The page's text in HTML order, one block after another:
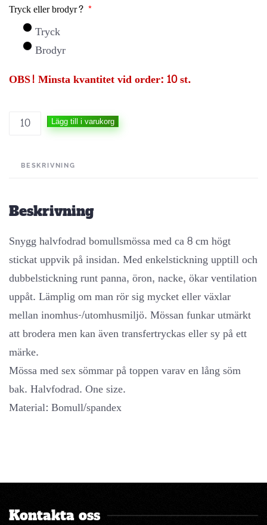
Tryck eller brodyr? *
Tryck
Brodyr
OBS! Minsta kvantitet vid order: 10 st.
Trend
Lägg till i varukorg
BESKRIVNING
Beskrivning
Snygg halvfodrad bomullsmössa med ca 8 cm högt
stickat uppvik på insidan. Med enkelstickning upptill och
dubbelstickning runt panna, öron, nacke, ökar ventilation
uppåt. Lämplig om man rör sig mycket eller växlar
mellan inomhus-/utomhusmiljö. Mössan funkar utmärkt
att brodera men kan även transfertryckas eller sy på ett
märke.
Mössa med sex sömmar på toppen varav en lång söm
bak. Halvfodrad. One size.
Material: Bomull/spandex
Kontakta oss